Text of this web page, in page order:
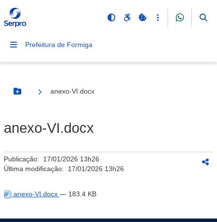
Prefeitura de Formiga
Botão Menu
anexo-VI.docx
anexo-VI.docx
Publicação: 17/01/2026 13h26
Última modificação: 17/01/2026 13h26
anexo-VI.docx — 183.4 KB